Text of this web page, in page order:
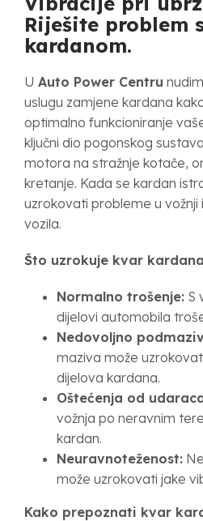
Riješite problem
kardanom.
U Auto Power Centru
uslugu zamjene kardana
optimalno funkcioniranje
ključni dio pogonskog
motora na stražnje kotače,
kretanje. Kada se kardan
uzrokovati probleme u vožnji
vozila.
Što uzrokuje kvar
Normalno trošenje: S
dijelovi automobila
Nedovoljno
maziva može
dijelova kardana.
Oštećenja od
vožnja po neravnim
kardan.
Neuravnoteženost:
može uzrokovati jake
Kako prepoznati kvar